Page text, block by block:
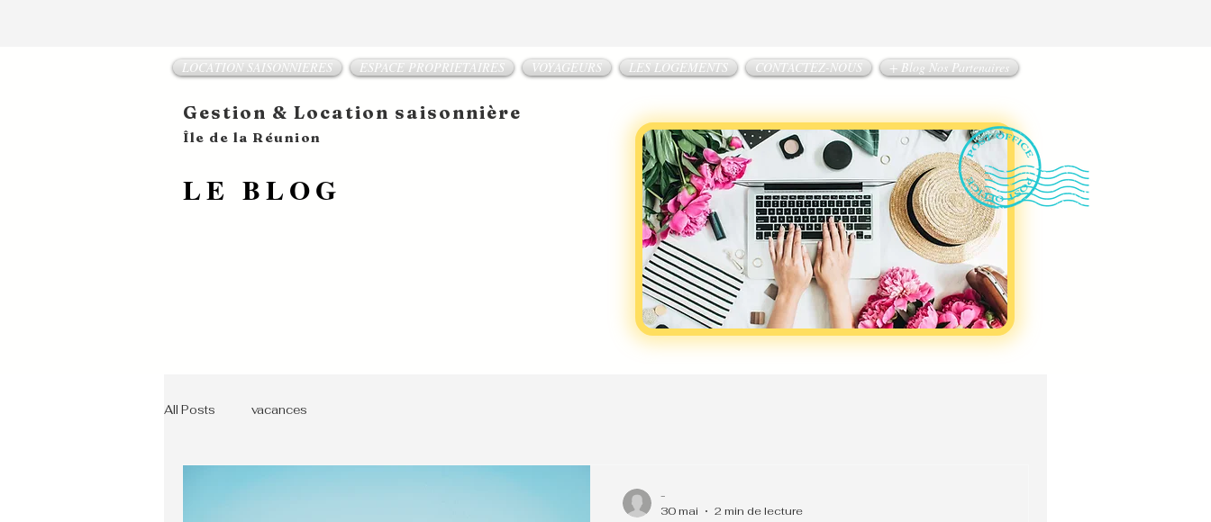
LOCATION SAISONNIERES ESPACE PROPRIETAIRES VOYAGEURS LES LOGEMENTS CONTACTEZ-NOUS + Blog Nos Partenaires
Gestion & Location saisonnière
​Île de la Réunion
LE BLOG
All Posts vacances
-
30 mai
2 min de lecture